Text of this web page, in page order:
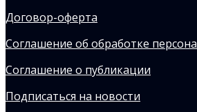
Договор-оферта
Соглашение об обработке
Соглашение о публикации
Подписаться на новости